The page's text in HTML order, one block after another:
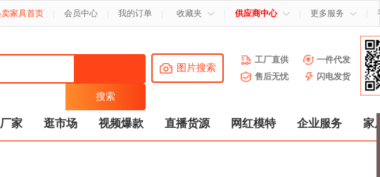
家具首页 会员中心 我的订单 收藏夹 供应商中心 更多服务
图片搜索
工厂直供
一件代发
售后无忧
闪电发货
家 逛市场 视频爆款 直播货源 网红模特 企业服务 家